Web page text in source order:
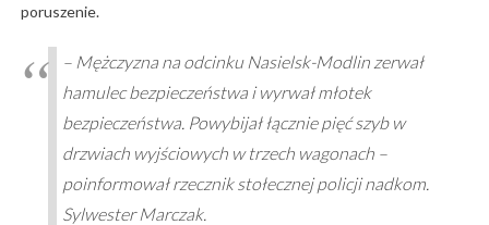
poruszenie.
– Mężczyzna na odcinku Nasielsk-Modlin zerwał
hamulec bezpieczeństwa i wyrwał młotek
bezpieczeństwa. Powybijał łącznie pięć szyb w
drzwiach wyjściowych w trzech wagonach –
poinformował rzecznik stołecznej policji nadkom.
Sylwester Marczak.